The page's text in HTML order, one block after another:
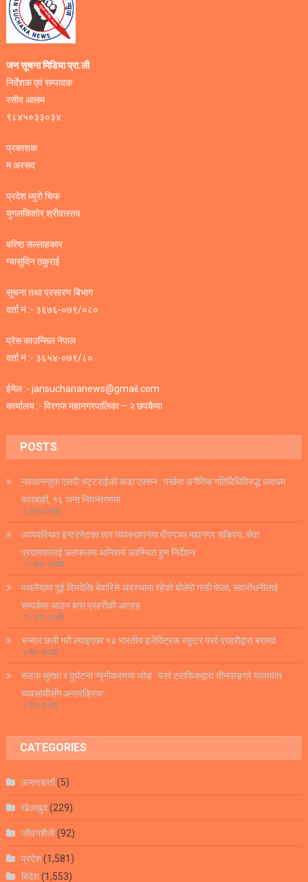
जन सूचना मिडिया प्रा.ली
निर्देशक एवं सम्पादक
रसीद आलम
९८४५०३३०३४
प्रकाशक
म.अरसद
प्रदेश ब्युरो चिफ
युगलकिशोर श्रीवास्तव
बरिष्ठ सल्लाहकार
ग्यासुदिन ठकुराई
सूचना तथा प्रसारण बिभाग
दर्ता नं :- ३६७६-०७९/०८०
प्रेस काउन्सिल नेपाल
दर्ता नं :- ३६५४-०७९/८०
ईमेल :- jansuchananews@gmail.com
कार्यालय :- विरगज महानगरपालिका – २ छपकैया
POSTS
नवआगन्तुक एसपी भट्टराईको कडा एक्सन : पर्सामा अनैतिक गतिविधिविरुद्ध धमाधम
कारबाही, १६ जना नियन्त्रणमा
३ घण्टा अगाडि
अव्यवस्थित इन्टरनेटका तार व्यवस्थापनमा वीरगञ्ज महानगर सक्रिय, सेवा
प्रदायकलाई छलफलमा अनिवार्य उपस्थित हुन निर्देशन
१५ घण्टा अगाडि
पथलैयामा दुई दिनदेखि बेवारिसे अवस्थामा रहेको बोलेरो गाडी फेला, सवारीधनीलाई
सम्पर्कमा आउन बारा प्रहरीको आग्रह
१६ घण्टा अगाडि
भन्सार छली गरी ल्याइएका १४ भारतीय इलेक्ट्रिक स्कुटर पर्सा प्रहरीद्वारा बरामद
२ दिन अगाडि
सडक सुरक्षा र दुर्घटना न्यूनीकरणमा जोड : पर्सा ट्राफिकद्वारा तीनपाङ्ग्रे यातायात
व्यवसायीसँग अन्तरक्रिया
२ दिन अगाडि
CATEGORIES
अन्तरबार्ता(5)
खेलखुद(229)
जीवनशैली(92)
प्रदेश(1,581)
बिदेश(1,553)